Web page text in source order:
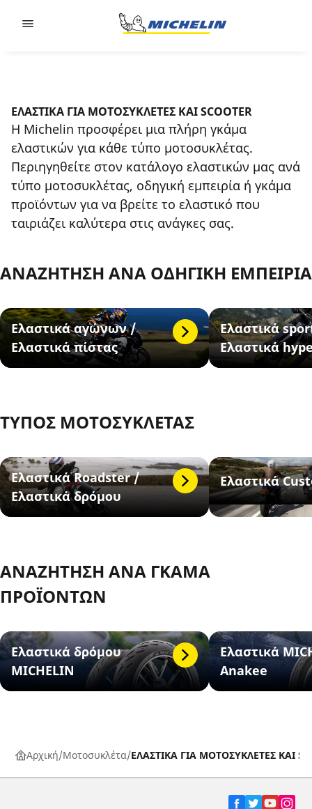
ΕΛΑΣΤΙΚΑ ΓΙΑ ΜΟΤΟΣΥΚΛΕΤΕΣ ΚΑΙ SCOOTER
Η Michelin προσφέρει μια πλήρη γκάμα
ελαστικών για κάθε τύπο μοτοσυκλέτας.
Περιηγηθείτε στον κατάλογο ελαστικών μας ανά
τύπο μοτοσυκλέτας, οδηγική εμπειρία ή γκάμα
προϊόντων για να βρείτε το ελαστικό που
ταιριάζει καλύτερα στις ανάγκες σας.
ΑΝΑΖΗΤΗΣΗ ΑΝΑ ΟΔΗΓΙΚΗ ΕΜΠΕΙΡΙΑ
Ελαστικά αγώνων /
Ελαστικά πίστας
Ελαστικά
Ελαστικά
ΤΥΠΟΣ ΜΟΤΟΣΥΚΛΕΤΑΣ
Ελαστικά Roadster /
Ελαστικά δρόμου
Eλαστικά
ΑΝΑΖΗΤΗΣΗ ΑΝΑ ΓΚΑΜΑ
ΠΡΟΪΟΝΤΩΝ
Ελαστικά δρόμου
MICHELIN
Ελαστικά
Anakee
Αρχική Μοτοσυκλέτα ΕΛΑΣΤΙΚΑ ΓΙΑ ΜΟΤΟΣΥΚΛΕΤΕΣ ΚΑΙ